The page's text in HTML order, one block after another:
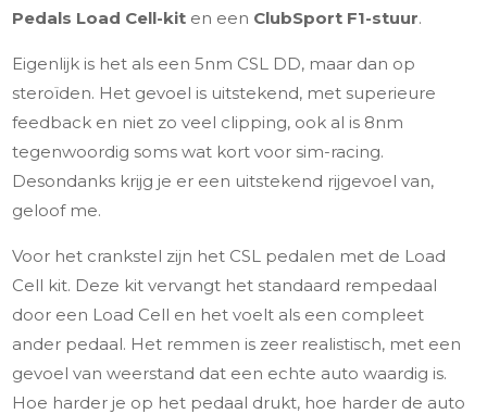
Pedals Load Cell-kit en een ClubSport F1-stuur.
Eigenlijk is het als een 5nm CSL DD, maar dan op
steroïden. Het gevoel is uitstekend, met superieure
feedback en niet zo veel clipping, ook al is 8nm
tegenwoordig soms wat kort voor sim-racing.
Desondanks krijg je er een uitstekend rijgevoel van,
geloof me.
Voor het crankstel zijn het CSL pedalen met de Load
Cell kit. Deze kit vervangt het standaard rempedaal
door een Load Cell en het voelt als een compleet
ander pedaal. Het remmen is zeer realistisch, met een
gevoel van weerstand dat een echte auto waardig is.
Hoe harder je op het pedaal drukt, hoe harder de auto